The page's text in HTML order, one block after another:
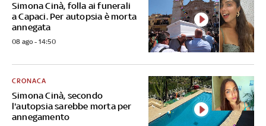
Simona Cinà, folla ai funerali
a Capaci. Per autopsia è morta
annegata
08 ago - 14:50
Simona Cinà, secondo
l'autopsia sarebbe morta per
annegamento
CRONACA